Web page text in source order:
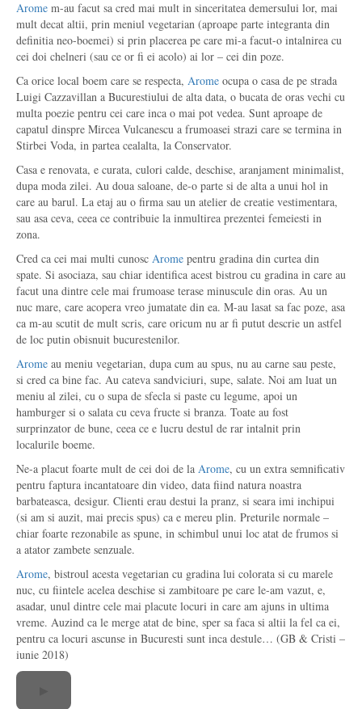
Arome m-au facut sa cred mai mult in sinceritatea demersului lor, mai
mult decat altii, prin meniul vegetarian (aproape parte integranta din
definitia neo-boemei) si prin placerea pe care mi-a facut-o intalnirea cu
cei doi chelneri (sau ce or fi ei acolo) ai lor – cei din poze.
Ca orice local boem care se respecta, Arome ocupa o casa de pe strada
Luigi Cazzavillan a Bucurestiului de alta data, o bucata de oras vechi cu
multa poezie pentru cei care inca o mai pot vedea. Sunt aproape de
capatul dinspre Mircea Vulcanescu a frumoasei strazi care se termina in
Stirbei Voda, in partea cealalta, la Conservator.
Casa e renovata, e curata, culori calde, deschise, aranjament minimalist,
dupa moda zilei. Au doua saloane, de-o parte si de alta a unui hol in
care au barul. La etaj au o firma sau un atelier de creatie vestimentara,
sau asa ceva, ceea ce contribuie la inmultirea prezentei femeiesti in
zona.
Cred ca cei mai multi cunosc Arome pentru gradina din curtea din
spate. Si asociaza, sau chiar identifica acest bistrou cu gradina in care au
facut una dintre cele mai frumoase terase minuscule din oras. Au un
nuc mare, care acopera vreo jumatate din ea. M-au lasat sa fac poze, asa
ca m-au scutit de mult scris, care oricum nu ar fi putut descrie un astfel
de loc putin obisnuit bucurestenilor.
Arome au meniu vegetarian, dupa cum au spus, nu au carne sau peste,
si cred ca bine fac. Au cateva sandviciuri, supe, salate. Noi am luat un
meniu al zilei, cu o supa de sfecla si paste cu legume, apoi un
hamburger si o salata cu ceva fructe si branza. Toate au fost
surprinzator de bune, ceea ce e lucru destul de rar intalnit prin
localurile boeme.
Ne-a placut foarte mult de cei doi de la Arome, cu un extra semnificativ
pentru faptura incantatoare din video, data fiind natura noastra
barbateasca, desigur. Clienti erau destui la pranz, si seara imi inchipui
(si am si auzit, mai precis spus) ca e mereu plin. Preturile normale –
chiar foarte rezonabile as spune, in schimbul unui loc atat de frumos si
a atator zambete senzuale.
Arome, bistroul acesta vegetarian cu gradina lui colorata si cu marele
nuc, cu fiintele acelea deschise si zambitoare pe care le-am vazut, e,
asadar, unul dintre cele mai placute locuri in care am ajuns in ultima
vreme. Auzind ca le merge atat de bine, sper sa faca si altii la fel ca ei,
pentru ca locuri ascunse in Bucuresti sunt inca destule… (GB & Cristi –
iunie 2018)